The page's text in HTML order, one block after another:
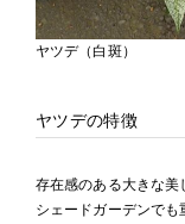
ヤツデ（白斑）
ヤツデの特徴
存在感のある大きな
シェードガーデンでも